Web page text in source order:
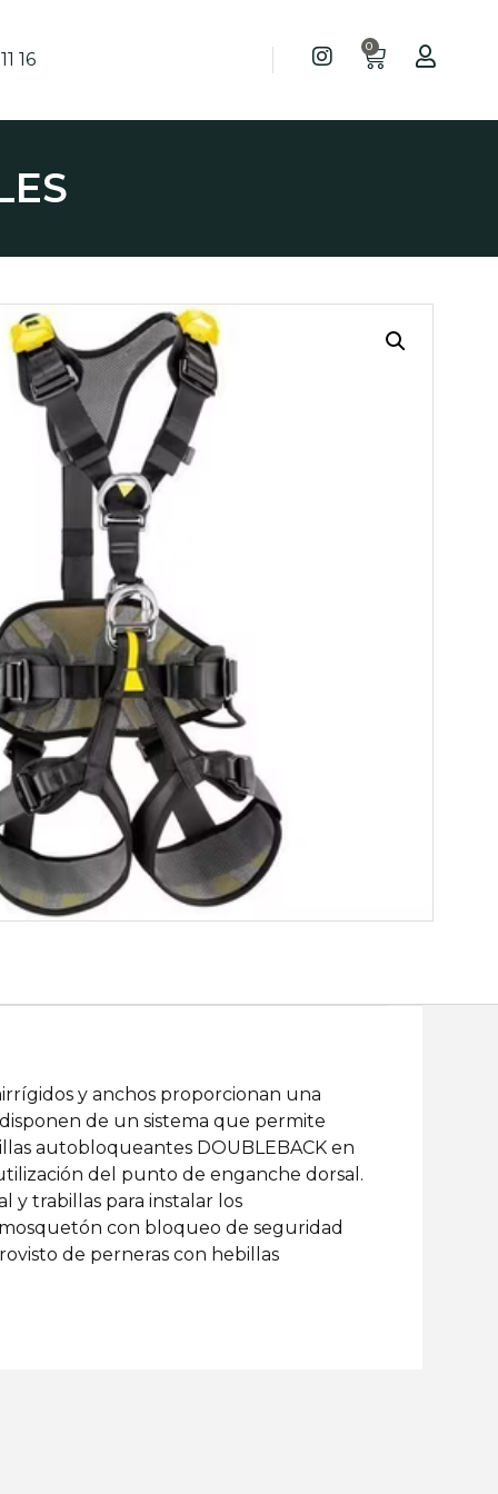
16
0
y anchos proporcionan una
de un sistema que permite
autobloqueantes DOUBLEBACK en
del punto de enganche dorsal.
y trabillas para instalar los
con bloqueo de seguridad
de perneras con hebillas